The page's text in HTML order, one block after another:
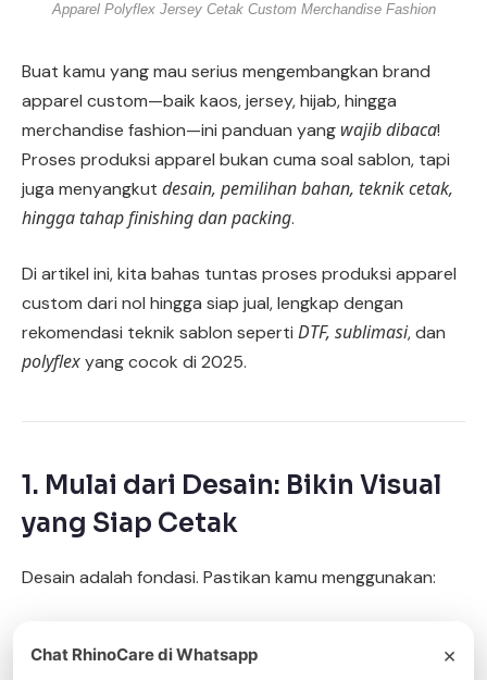
Apparel Polyflex Jersey Cetak Custom Merchandise Fashion
Buat kamu yang mau serius mengembangkan brand
apparel custom—baik kaos, jersey, hijab, hingga
merchandise fashion—ini panduan yang wajib dibaca!
Proses produksi apparel bukan cuma soal sablon, tapi
juga menyangkut desain, pemilihan bahan, teknik cetak,
hingga tahap finishing dan packing.
Di artikel ini, kita bahas tuntas proses produksi apparel
custom dari nol hingga siap jual, lengkap dengan
rekomendasi teknik sablon seperti DTF, sublimasi, dan
polyflexyang cocok di 2025.
1. Mulai dari Desain: Bikin Visual
yang Siap Cetak
Desain adalah fondasi. Pastikan kamu menggunakan:
Chat RhinoCare di Whatsapp ×